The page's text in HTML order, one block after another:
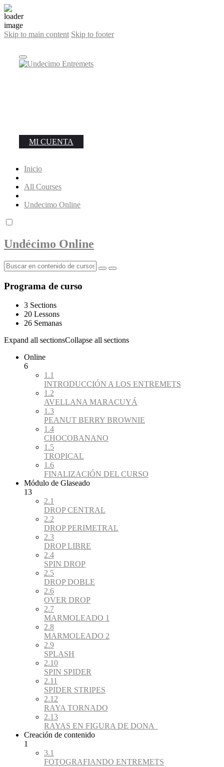
Skip to main content Skip to footer
MI CUENTA
Inicio
All Courses
Undecimo Online
Undécimo Online
Programa de curso
3 Sections
20 Lessons
26 Semanas
Expand all sectionsCollapse all sections
Online
6
1.1
INTRODUCCIÓN A LOS ENTREMETS
1.2
AVELLANA MARACUYÁ
1.3
PEANUT BERRY BROWNIE
1.4
CHOCOBANANO
1.5
TROPICAL
1.6
FINALIZACIÓN DEL CURSO
Módulo de Glaseado
13
2.1
DROP CENTRAL
2.2
DROP PERIMETRAL
2.3
DROP LIBRE
2.4
SPIN DROP
2.5
DROP DOBLE
2.6
OVER DROP
2.7
MARMOLEADO 1
2.8
MARMOLEADO 2
2.9
SPLASH
2.10
SPIN SPIDER
2.11
SPIDER STRIPES
2.12
RAYA TORNADO
2.13
RAYAS EN FIGURA DE DONA
Creación de contenido
1
3.1
FOTOGRAFIANDO ENTREMETS